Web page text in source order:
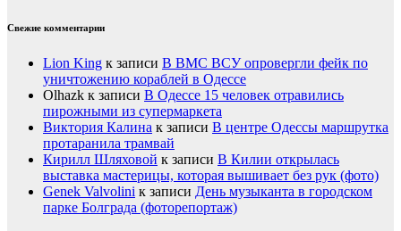
Свежие комментарии
Lion King к записи В ВМС ВСУ опровергли фейк по
уничтожению кораблей в Одессе
Olhazk к записи В Одессе 15 человек отравились
пирожными из супермаркета
Виктория Калина к записи В центре Одессы маршрутка
протаранила трамвай
Кирилл Шляховой к записи В Килии открылась
выставка мастерицы, которая вышивает без рук (фото)
Genek Valvolini к записи День музыканта в городском
парке Болграда (фоторепортаж)